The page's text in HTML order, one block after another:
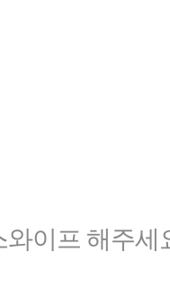
와이프 해주세